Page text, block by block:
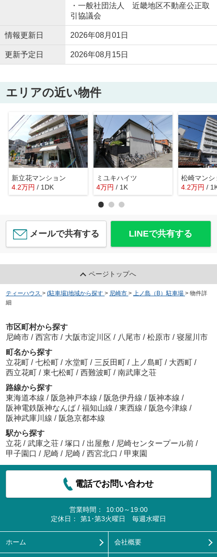
・一般社団法人 近畿地区不動産公正取
引協議会
情報更新日 2026年08月01日
更新予定日 2026年08月15日
エリアの近い物件
新立花マンション
4.2万円 / 1DK
ミユキハイツ
4万円 / 1K
松崎マンシ
4.2万円 /
メールで共有する LINEで共有する
ページトップへ
ティーハウス > (駐車場)地域から探す > 尼崎市 > 上ノ島（B）駐車場 > 物件詳
細
市区町村から探す
尼崎市 / 西宮市 / 大阪市淀川区 / 八尾市 / 松原市 / 寝屋川市
町名から探す
立花町 / 七松町 / 水堂町 / 三反田町 / 上ノ島町 / 大西町 /
西立花町 / 東七松町 / 西難波町 / 南武庫之荘
路線から探す
東海道本線 / 阪急神戸本線 / 阪急伊丹線 / 阪神本線 /
阪神電鉄阪神なんば / 福知山線 / 東西線 / 阪急今津線 /
阪神武庫川線 / 阪急京都本線
駅から探す
立花 / 武庫之荘 / 塚口 / 出屋敷 / 尼崎センタープール前 /
甲子園口 / 尼崎 / 尼崎 / 西宮北口 / 甲東園
電話でお問い合わせ
営業時間：
10:00～19:00
定休日：
第1･第3火曜日 毎週水曜日
ホーム 会社概要